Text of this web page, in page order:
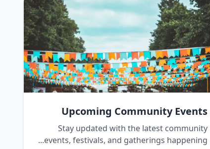
Upcoming Community Events
Stay updated with the latest community
events, festivals, and gatherings happening...